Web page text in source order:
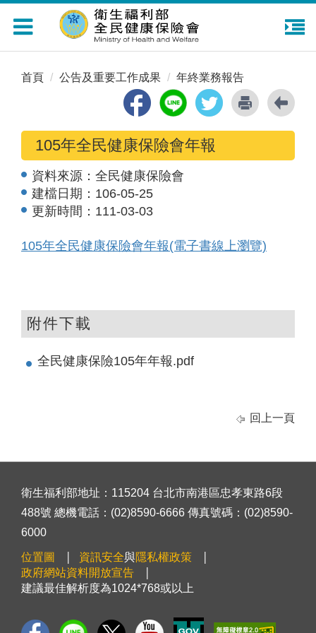
Toggle
navigation
首頁 公告及重要工作成果 年終業務報告
105年全民健康保險會年報
資料來源： 全民健康保險會
建檔日期： 106-05-25
更新時間： 111-03-03
105年全民健康保險會年報(電子書線上瀏覽)
附件下載
全民健康保險105年年報.pdf
回上一頁
衛生福利部地址：115204 台北市南港區忠孝東路6段
488號 總機電話：(02)8590-6666 傳真號碼：(02)8590-
6000
位置圖 資訊安全與隱私權政策
政府網站資料開放宣告
建議最佳解析度為1024*768或以上